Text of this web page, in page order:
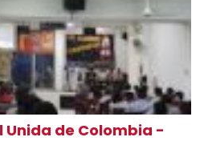
de Colombia -